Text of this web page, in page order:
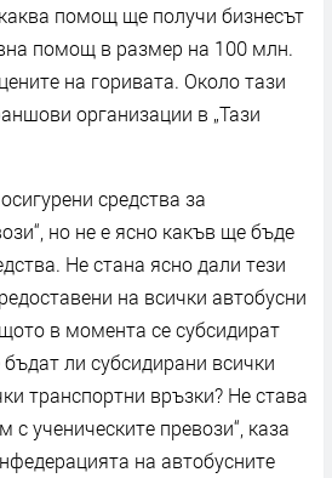
помощ ще получи бизнесът
помощ в размер на 100 млн.
на горивата. Около тази
организации в „Тази
средства за
но не е ясно какъв ще бъде
Не стана ясно дали тези
на всички автобусни
в момента се субсидират
ли субсидирани всички
транспортни връзки? Не става
ученическите превози“, каза
на автобусните